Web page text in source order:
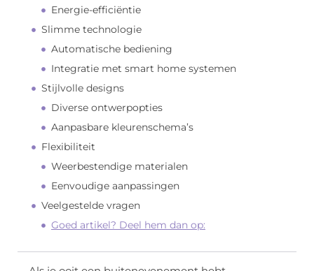
Energie-efficiëntie
Slimme technologie
Automatische bediening
Integratie met smart home systemen
Stijlvolle designs
Diverse ontwerpopties
Aanpasbare kleurenschema’s
Flexibiliteit
Weerbestendige materialen
Eenvoudige aanpassingen
Veelgestelde vragen
Goed artikel? Deel hem dan op: